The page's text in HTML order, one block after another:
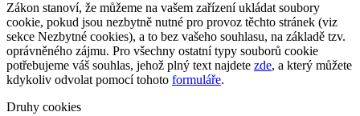
Zákon stanoví, že můžeme na vašem zařízení ukládat soubory
cookie, pokud jsou nezbytně nutné pro provoz těchto stránek (viz
sekce Nezbytné cookies), a to bez vašeho souhlasu, na základě tzv.
oprávněného zájmu. Pro všechny ostatní typy souborů cookie
potřebujeme váš souhlas, jehož plný text najdete zde, a který můžete
kdykoliv odvolat pomocí tohoto formuláře.
Druhy cookies